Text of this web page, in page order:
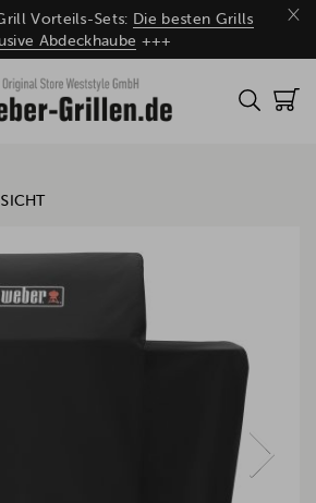
×
Vorteils-Sets: Die besten Grills
Abdeckhaube +++